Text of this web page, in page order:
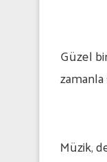
Güzel
Müzik,